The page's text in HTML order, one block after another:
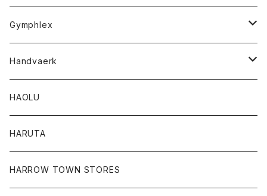
Tシャツ
Gymphlex
アウター
カーディガン
コート
トップス
シャツ
スウェット
レディース
カーディガン
ボトム
Handvaerk
トップス
Tシャツ
ロンTEE
HAOLU
HARUTA
HARROW TOWN STORES